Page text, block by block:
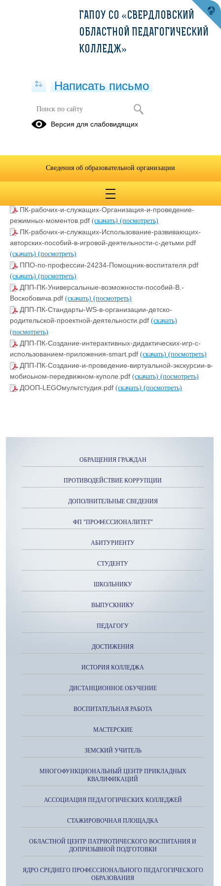
Дошкольное воспитание
игровой-деятельностью-детей-дошкольного-возраста.pdf
ПК-рабочих-и-служащих-Организация-и-проведение-
режимных-моментов.pdf (скачать) (посмотреть)
ПК-рабочих-и-служащих-Использование-развивающих-
авторских-пособий-в-игровой-деятельности-с-детьми.pdf
(скачать) (посмотреть)
ППО-по-профессии-24234-Помощник-воспитателя.pdf
(скачать) (посмотреть)
ДПП-ПК-Универсальные-возможности-пособий-В.-
Воскобовича.pdf (скачать) (посмотреть)
ДПП-ПК-Стандарты-WS-в-организации-детско-
родительской-проектной-деятельности.pdf (скачать)
(посмотреть)
ДПП-ПК-Создание-интерактивных-дидактических-игр-с-
использованием-приложения-smart.pdf (скачать) (посмотреть)
ДПП-ПК-Создание-и-проведение-виртуальной-экскурсии-в-
мобиоьном-передвижном-куполе.pdf (скачать) (посмотреть)
ДООП-LEGOмультстудия.pdf (скачать) (посмотреть)
ОБРАЩЕНИЯ ГРАЖДАН
ПРОТИВОДЕЙСТВИЕ КОРРУПЦИИ
ДОПОЛНИТЕЛЬНЫЕ СВЕДЕНИЯ
ФП "ПРОФЕССИОНАЛИТЕТ"
АБИТУРИЕНТУ
СТУДЕНТУ
ШКОЛЬНИКУ
ВЫПУСКНИКУ
ПЕДАГОГУ
ДОСТИЖЕНИЯ
ИСТОРИЯ КОЛЛЕДЖА
ДИСТАНЦИОННОЕ ОБУЧЕНИЕ
ВОСПИТАТЕЛЬНАЯ РАБОТА
МАСТЕРСКИЕ
ЗЕМСКИЙ УЧИТЕЛЬ
МНОГОФУНКЦИОНАЛЬНЫЙ ЦЕНТР ПРИКЛАДНЫХ
КВАЛИФИКАЦИЙ
АССОЦИАЦИЯ ПЕДАГОГИЧЕСКИХ КОЛЛЕДЖЕЙ
СТАЖИРОВОЧНАЯ ПЛОЩАДКА
ОБЛАСТНОЙ ЦЕНТР ПАТРИОТИЧЕСКОГО ВОСПИТАНИЯ И
ДОПРИЗЫВНОЙ ПОДГОТОВКИ
ЯДРО СРЕДНЕГО ПРОФЕССИОНАЛЬНОГО ПЕДАГОГИЧЕСКОГО
ОБРАЗОВАНИЯ
ГАПОУ СО «СВЕРДЛОВСКИЙ
ОБЛАСТНОЙ ПЕДАГОГИЧЕСКИЙ
КОЛЛЕДЖ»
Написать письмо
Версия для слабовидящих
Сведения об образовательной организации